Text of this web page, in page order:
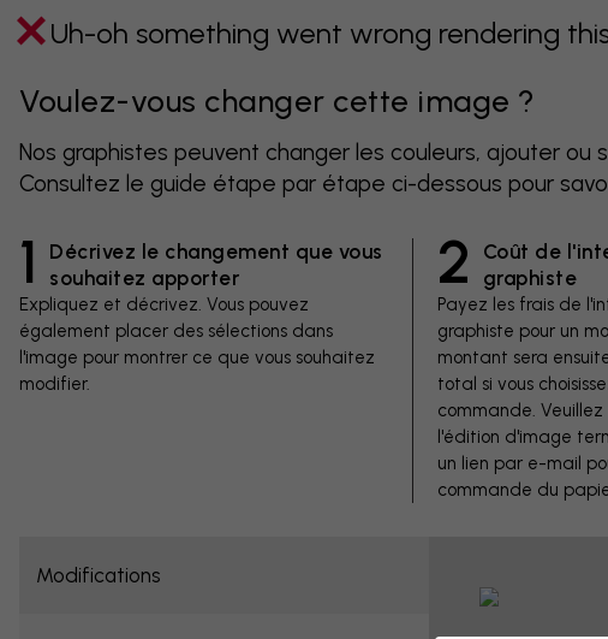
Uh-oh something went wrong rendering
Voulez-vous changer cette image ?
Nos graphistes peuvent changer les couleurs, ajouter
Consultez le guide étape par étape ci-dessous pour
1
Décrivez le changement que vous
souhaitez apporter
Expliquez et décrivez. Vous pouvez
également placer des sélections dans
l'image pour montrer ce que vous souhaitez
modifier.
2
Coût de
graphiste
Payez les frais de
graphiste pour un
montant sera
total si vous
commande.
l'édition d'image
un lien par e-mail
commande du
Modifications